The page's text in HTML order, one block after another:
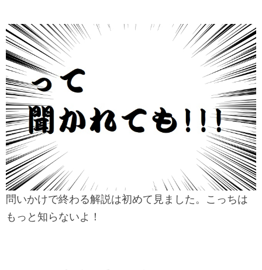
問いかけで終わる解説は初めて見ました。こっちは
もっと知らないよ！